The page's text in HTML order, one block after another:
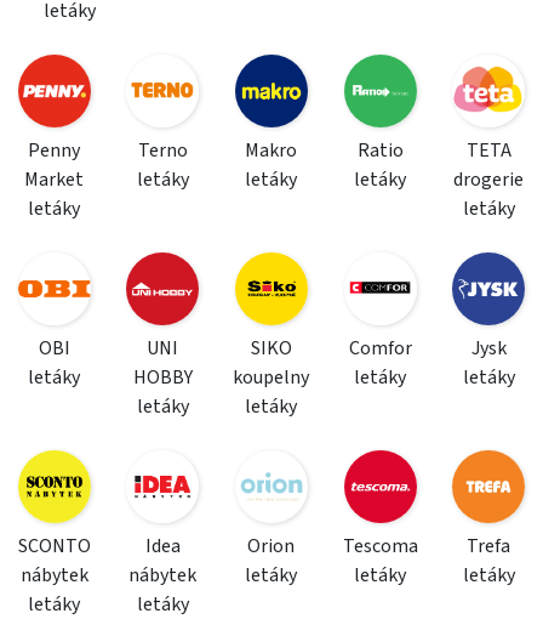
letáky
Penny
Market
letáky
Terno
letáky
Makro
letáky
Ratio
letáky
TETA
drogerie
letáky
OBI
letáky
UNI
HOBBY
letáky
SIKO
koupelny
letáky
Comfor
letáky
Jysk
letáky
SCONTO
nábytek
letáky
Idea
nábytek
letáky
Orion
letáky
Tescoma
letáky
Trefa
letáky